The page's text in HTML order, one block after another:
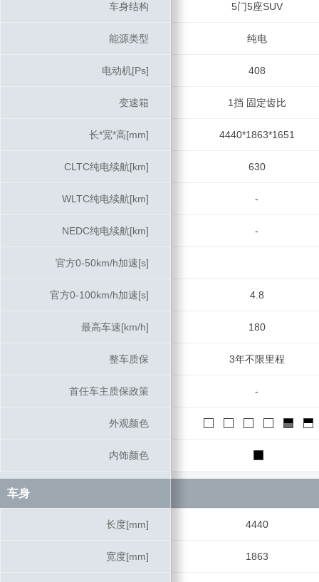
车身结构 5门5座SUV
能源类型 纯电
电动机[Ps] 408
变速箱 1挡 固定齿比
长*宽*高[mm] 4440*1863*1651
CLTC纯电续航[km] 630
WLTC纯电续航[km] -
NEDC纯电续航[km] -
官方0-50km/h加速[s]
官方0-100km/h加速[s] 4.8
最高车速[km/h] 180
整车质保 3年不限里程
首任车主质保政策 -
外观颜色
内饰颜色
车身
长度[mm] 4440
宽度[mm] 1863
车身结构
能源类型
电动机[Ps]
变速箱
长*宽*高[mm]
CLTC纯电续航[km]
WLTC纯电续航[km]
NEDC纯电续航[km]
官方0-50km/h加速[s]
官方0-100km/h加速[s]
最高车速[km/h]
整车质保
首任车主质保政策
外观颜色
内饰颜色
车身
长度[mm]
宽度[mm]